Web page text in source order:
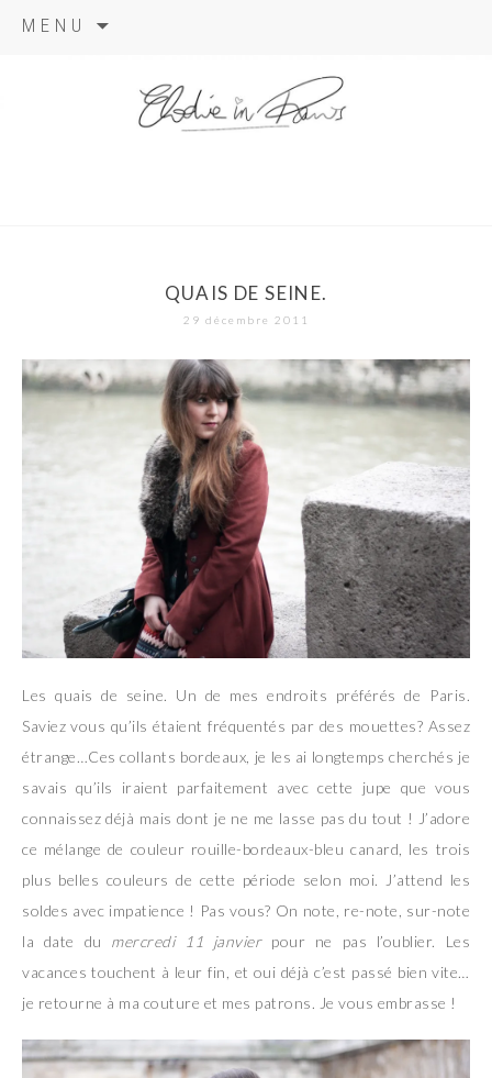
MENU
QUAIS DE SEINE.
29 décembre 2011
Les quais de seine. Un de mes endroits préférés de Paris.
Saviez vous qu’ils étaient fréquentés par des mouettes? Assez
étrange…Ces collants bordeaux, je les ai longtemps cherchés je
savais qu’ils iraient parfaitement avec cette jupe que vous
connaissez déjà mais dont je ne me lasse pas du tout ! J’adore
ce mélange de couleur rouille-bordeaux-bleu canard, les trois
plus belles couleurs de cette période selon moi. J’attend les
soldes avec impatience ! Pas vous? On note, re-note, sur-note
la date du mercredi 11 janvierpour ne pas l’oublier. Les
vacances touchent à leur fin, et oui déjà c’est passé bien vite…
je retourne à ma couture et mes patrons. Je vous embrasse !